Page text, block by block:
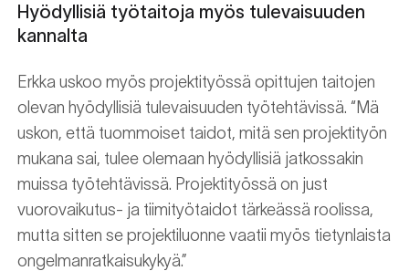
Hyödyllisiä työtaitoja myös tulevaisuuden
kannalta
Erkka uskoo myös projektityössä opittujen taitojen
olevan hyödyllisiä tulevaisuuden työtehtävissä. “Mä
uskon, että tuommoiset taidot, mitä sen projektityön
mukana sai, tulee olemaan hyödyllisiä jatkossakin
muissa työtehtävissä. Projektityössä on just
vuorovaikutus- ja tiimityötaidot tärkeässä roolissa,
mutta sitten se projektiluonne vaatii myös tietynlaista
ongelmanratkaisukykyä.”